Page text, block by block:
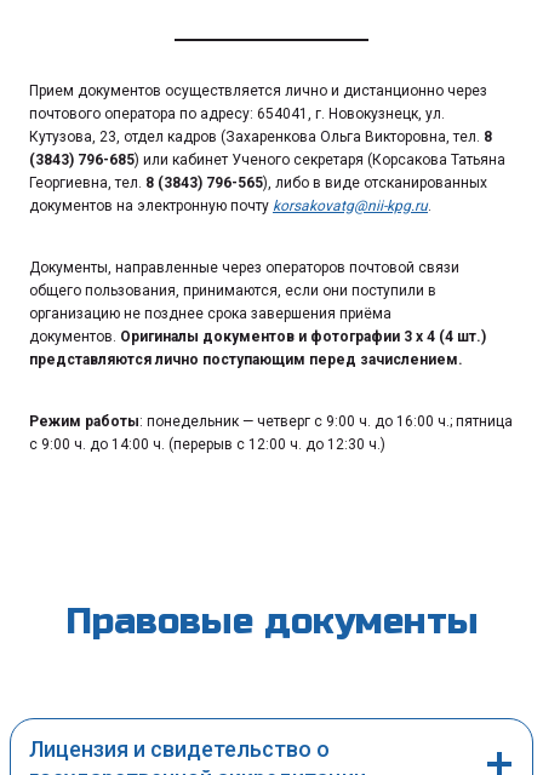
Прием документов осуществляется лично и дистанционно через
почтового оператора по адресу: 654041, г. Новокузнецк, ул.
Кутузова, 23, отдел кадров (Захаренкова Ольга Викторовна, тел. 8
(3843) 796-685) или кабинет Ученого секретаря (Корсакова Татьяна
Георгиевна, тел. 8 (3843) 796-565), либо в виде отсканированных
документов на электронную почту korsakovatg@nii-kpg.ru.
Документы, направленные через операторов почтовой связи
общего пользования, принимаются, если они поступили в
организацию не позднее срока завершения приёма
документов. Оригиналы документов и фотографии 3 x 4 (4 шт.)
представляются лично поступающим перед зачислением.
Режим работы: понедельник — четверг с 9:00 ч. до 16:00 ч.; пятница
с 9:00 ч. до 14:00 ч. (перерыв с 12:00 ч. до 12:30 ч.)
Правовые документы
Лицензия и свидетельство о